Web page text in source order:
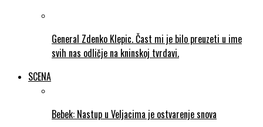
General Zdenko Klepic. Čast mi je bilo preuzeti u ime
svih nas odličje na kninskoj tvrdavi.
SCENA
Bebek: Nastup u Veljacima je ostvarenje snova